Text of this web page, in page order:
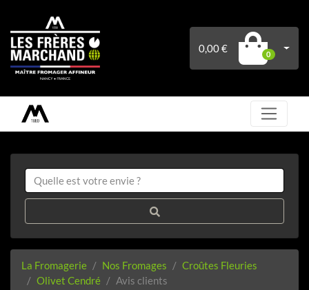
0,00 € 0
La Fromagerie Nos Fromages
Croûtes Fleuries
Olivet Cendré
Avis clients